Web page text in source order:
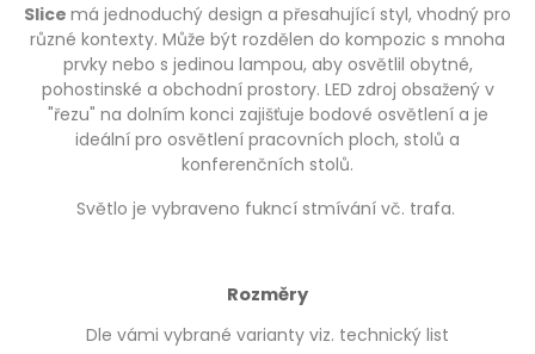
Slice má jednoduchý design a přesahující styl, vhodný pro
různé kontexty. Může být rozdělen do kompozic s mnoha
prvky nebo s jedinou lampou, aby osvětlil obytné,
pohostinské a obchodní prostory. LED zdroj obsažený v
"řezu" na dolním konci zajišťuje bodové osvětlení a je
ideální pro osvětlení pracovních ploch, stolů a
konferenčních stolů.
Světlo je vybraveno fukncí stmívání vč. trafa.
Rozměry
Dle vámi vybrané varianty viz. technický list